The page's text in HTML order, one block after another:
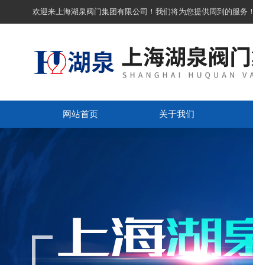
欢迎来上海湖泉阀门集团有限公司！我们将为您提供周到的服务！
网站首页 关于我们